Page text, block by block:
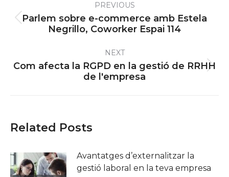
navigationPREVIOUS
Previous
post:
Parlem sobre e-commerce amb Estela
Negrillo, Coworker Espai 114
NEXT
Next
post:
Com afecta la RGPD en la gestió de RRHH
de l'empresa
Related Posts
Avantatges d’externalitzar la
gestió laboral en la teva empresa